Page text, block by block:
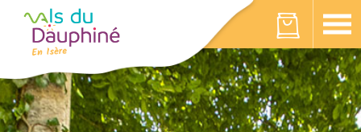
Votre panier est vide
Panneau de gestion des cookies